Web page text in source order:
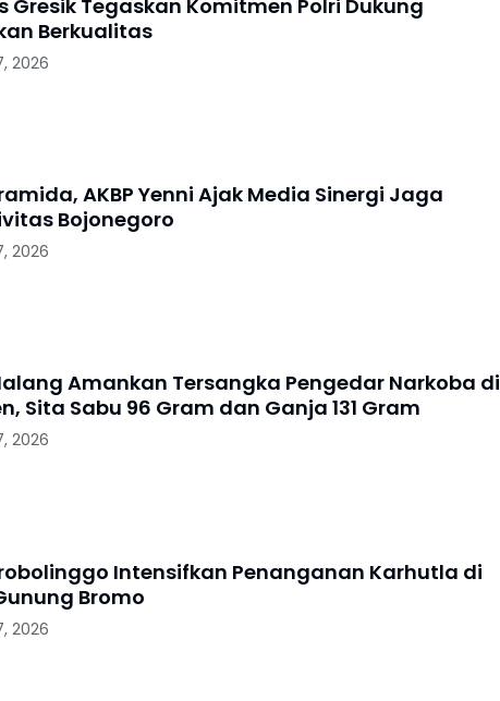
Gresik Tegaskan Komitmen Polri Dukung
Berkualitas
2026
AKBP Yenni Ajak Media Sinergi Jaga
Bojonegoro
2026
Amankan Tersangka Pengedar Narkoba di
Sita Sabu 96 Gram dan Ganja 131 Gram
2026
Intensifkan Penanganan Karhutla di
Bromo
2026